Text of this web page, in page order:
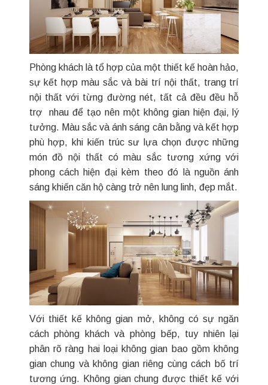
Phòng khách là tổ hợp của một thiết kế hoàn hảo,
sự kết hợp màu sắc và bài trí nội thất, trang trí
nội thất với từng đường nét, tất cả đều đều hỗ
trợ nhau để tạo nên một không gian hiện đại, lý
tưởng. Màu sắc và ánh sáng cân bằng và kết hợp
phù hợp, khi kiến trúc sư lựa chọn được những
món đồ nội thất có màu sắc tương xứng với
phong cách hiện đại kèm theo đó là nguồn ánh
sáng khiến căn hộ càng trở nên lung linh, đẹp mắt.
Với thiết kế không gian mở, không có sự ngăn
cách phòng khách và phòng bếp, tuy nhiên lại
phân rõ ràng hai loại không gian bao gồm không
gian chung và không gian riêng cùng cách bố trí
tương ứng. Không gian chung được thiết kế với